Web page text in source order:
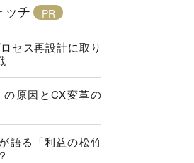
ッチ
セス再設計に取り
原因とCX変革の
語る「利益の松竹